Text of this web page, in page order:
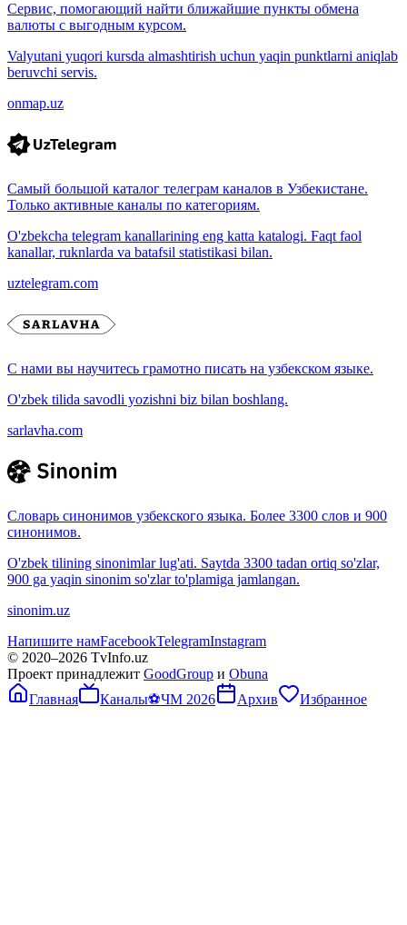
Сервис, помогающий найти ближайшие пункты обмена
валюты с выгодным курсом.
Valyutani yuqori kursda almashtirish uchun yaqin punktlarni aniqlab
beruvchi servis.
onmap.uz
Самый большой каталог телеграм каналов в Узбекистане.
Только активные каналы по категориям.
O'zbekcha telegram kanallarining eng katta katalogi. Faqt faol
kanallar, ruknlarda va batafsil statistikasi bilan.
uztelegram.com
С нами вы научитесь грамотно писать на узбекском языке.
O'zbek tilida savodli yozishni biz bilan boshlang.
sarlavha.com
Словарь синонимов узбекского языка. Более 3300 слов и 900
синонимов.
O'zbek tilining sinonimlar lug'ati. Saytda 3300 tadan ortiq so'zlar,
900 ga yaqin sinonim so'zlar to'plamiga jamlangan.
sinonim.uz
Напишите намFacebookTelegramInstagram
© 2020–2026 TvInfo.uz
Проект принадлежит GoodGroup и Obuna
Главная
Каналы⚽ЧМ 2026 Архив Избранное